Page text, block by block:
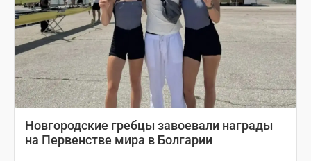
Новгородские гребцы завоевали награды
на Первенстве мира в Болгарии